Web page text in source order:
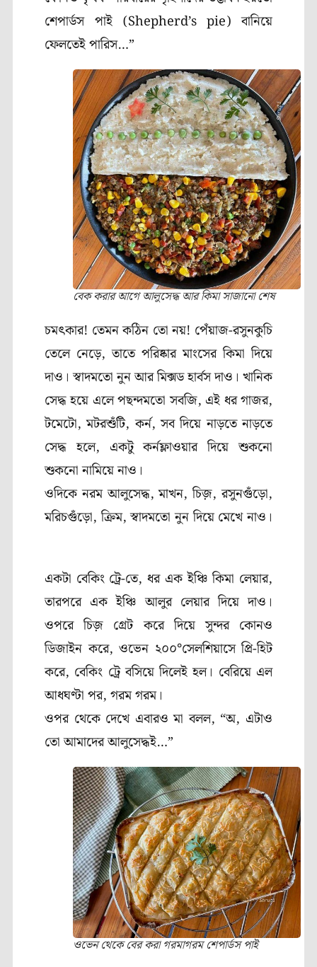
শেপার্ডস পাই (Shepherd’s pie) বানিয়ে
ফেলতেই পারিস…”
বেক করার আগে আলুসেদ্ধ আর কিমা সাজানো শেষ
চমৎকার! তেমন কঠিন তো নয়! পেঁয়াজ-রসুনকুচি
তেলে নেড়ে, তাতে পরিষ্কার মাংসের কিমা দিয়ে
দাও। স্বাদমতো নুন আর মিক্সড হার্বস দাও। খানিক
সেদ্ধ হয়ে এলে পছন্দমতো সবজি, এই ধর গাজর,
টমেটো, মটরশুঁটি, কর্ন, সব দিয়ে নাড়তে নাড়তে
সেদ্ধ হলে, একটু কর্নফ্লাওয়ার দিয়ে শুকনো
শুকনো নামিয়ে নাও।
ওদিকে নরম আলুসেদ্ধ, মাখন, চিজ়, রসুনগুঁড়ো,
মরিচগুঁড়ো, ক্রিম, স্বাদমতো নুন দিয়ে মেখে নাও।
একটা বেকিং ট্রে-তে, ধর এক ইঞ্চি কিমা লেয়ার,
তারপরে এক ইঞ্চি আলুর লেয়ার দিয়ে দাও।
ওপরে চিজ় গ্রেট করে দিয়ে সুন্দর কোনও
ডিজাইন করে, ওভেন ২০০°সেলশিয়াসে প্রি-হিট
করে, বেকিং ট্রে বসিয়ে দিলেই হল। বেরিয়ে এল
আধঘণ্টা পর, গরম গরম।
ওপর থেকে দেখে এবারও মা বলল, “অ, এটাও
তো আমাদের আলুসেদ্ধই…”
ওভেন থেকে বের করা গরমাগরম শেপার্ডস পাই